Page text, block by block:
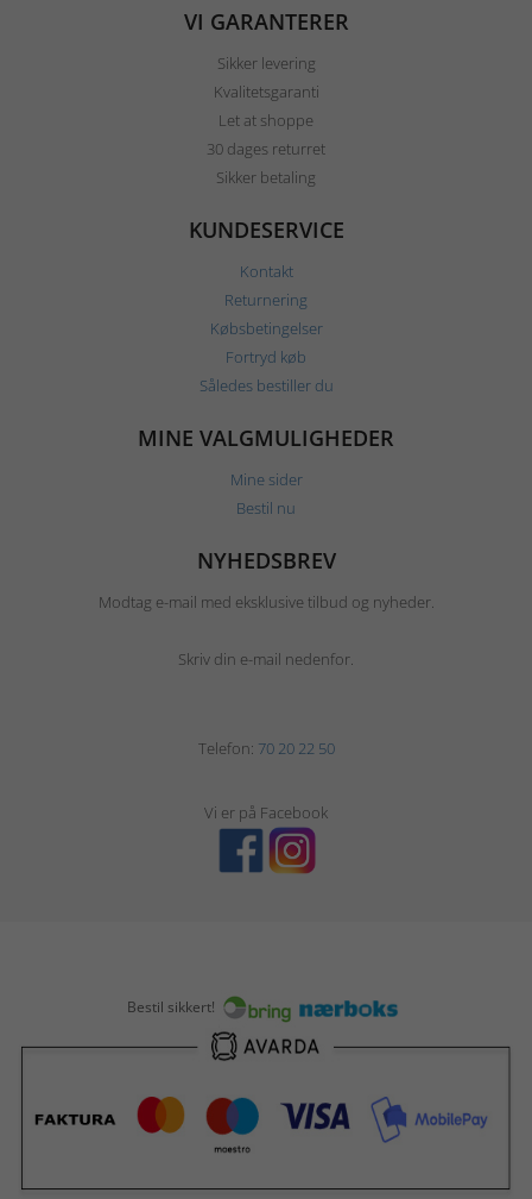
VI GARANTERER
Sikker levering
Kvalitetsgaranti
Let at shoppe
30 dages returret
Sikker betaling
KUNDESERVICE
Kontakt
Returnering
Købsbetingelser
Fortryd køb
Således bestiller du
MINE VALGMULIGHEDER
Mine sider
Bestil nu
NYHEDSBREV
Modtag e-mail med eksklusive tilbud og nyheder.
Skriv din e-mail nedenfor.
Telefon: 70 20 22 50
Vi er på Facebook
Bestil sikkert!